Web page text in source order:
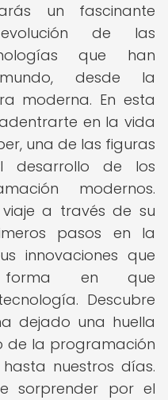
un fascinante
de las
que han
desde la
moderna. En esta
en la vida
una de las figuras
desarrollo de los
modernos.
a través de su
pasos en la
innovaciones que
forma en que
Descubre
dejado una huella
de la programación
nuestros días.
sorprender por el